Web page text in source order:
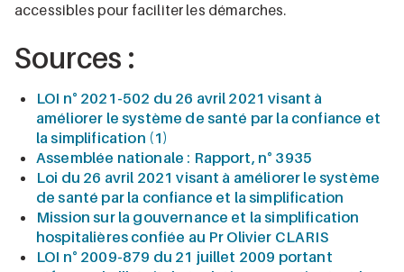
accessibles pour faciliter les démarches.
Sources :
LOI n° 2021-502 du 26 avril 2021 visant à
améliorer le système de santé par la confiance et
la simplification (1)
Assemblée nationale : Rapport, n° 3935
Loi du 26 avril 2021 visant à améliorer le système
de santé par la confiance et la simplification
Mission sur la gouvernance et la simplification
hospitalières confiée au Pr Olivier CLARIS
LOI n° 2009-879 du 21 juillet 2009 portant